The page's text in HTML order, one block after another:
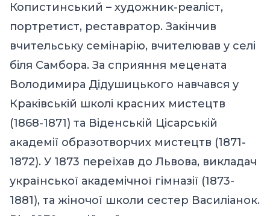
Копистинський – художник-реаліст,
портретист, реставратор. Закінчив
вчительську семінарію, вчителював у селі
біля Самбора. За сприяння мецената
Володимира Дідушицького навчався у
Краківській школі красних мистецтв
(1868-1871) та Віденській Цісарській
академії образотворчих мистецтв (1871-
1872). У 1873 переїхав до Львова, викладач
української академічної гімназії (1873-
1881), та жіночої школи сестер Василіанок.